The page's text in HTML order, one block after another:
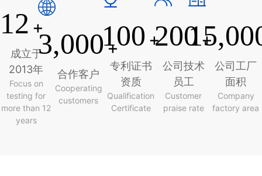
12 +
成立于
2013年
Focus on
testing for
more than 12
years
3,000+
合作客户
Cooperating
customers
100 +
专利证书
资质
Qualification
Certificate
200+
公司技术
员工
Customer
praise rate
公司工厂
面积
Company
factory area